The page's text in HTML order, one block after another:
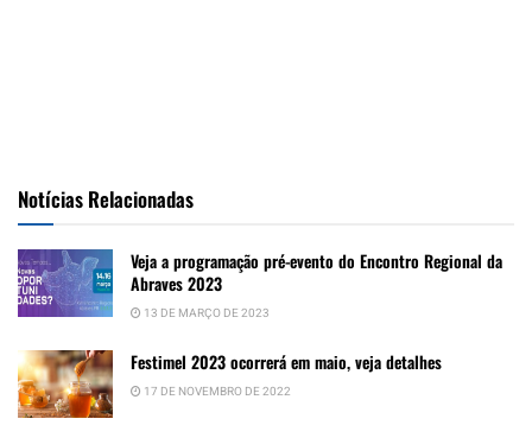
Notícias Relacionadas
Veja a programação pré-evento do Encontro Regional da
Abraves 2023
13 DE MARÇO DE 2023
Festimel 2023 ocorrerá em maio, veja detalhes
17 DE NOVEMBRO DE 2022